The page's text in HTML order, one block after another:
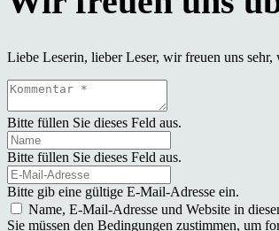
Liebe Leserin, lieber Leser, wir freuen uns
Bitte füllen Sie dieses Feld aus.
Bitte füllen Sie dieses Feld aus.
Bitte gib eine gültige E-Mail-Adresse ein.
Name, E-Mail-Adresse und Website in
Sie müssen den Bedingungen zustimmen, um